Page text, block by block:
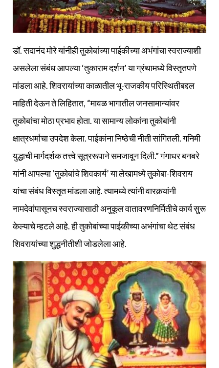
डॉ. सदानंद मोरे यांनीही तुकोबांच्या पाईकीच्या अभंगांचा स्वराज्याशी
असलेला संबंध आपल्या ‘तुकाराम दर्शन’ या ग्रंथामध्ये विस्तृतपणे
मांडला आहे. शिवरायांच्या काळातील भू-राजकीय परिस्थितीबद्दल
माहिती देऊन ते लिहितात, “मावळ भागातील जनसामान्यांवर
तुकोबांचा मोठा प्रभाव होता. या सामान्य लोकांना तुकोबांनी
क्षात्रधर्माचा उपदेश केला. पाईकांना निष्ठेची नीती सांगितली. गनिमी
युद्धाची मार्गदर्शक तत्त्वे सूत्ररूपाने समजावून दिली.” गंगाधर बनबरे
यांनी आपल्या ‘तुकोबांचे शिवकार्य’ या लेखामध्ये तुकोबा-शिवराय
यांचा संबंध विस्तृत मांडला आहे. त्यामध्ये त्यांनी वारकर्‍यांनी
नामदेवांपासूनच स्वराज्यासाठी अनुकूल वातावरणनिर्मितीचे कार्य सुरू
केल्याचे म्हटले आहे. ही तुकोबांच्या पाईकीच्या अभंगांचा थेट संबंध
शिवरायांच्या शुद्धनीतीशी जोडलेला आहे.